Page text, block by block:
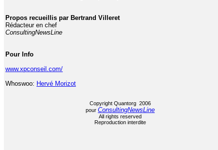
Propos recueillis par Bertrand Villeret
Rédacteur en chef
ConsultingNewsLine
Pour Info
www.xpconseil.com/
Whoswoo: Hervé Morizot
Copyright Quantorg 2006
pour ConsultingNewsLine
All rights reserved
Reproduction interdite